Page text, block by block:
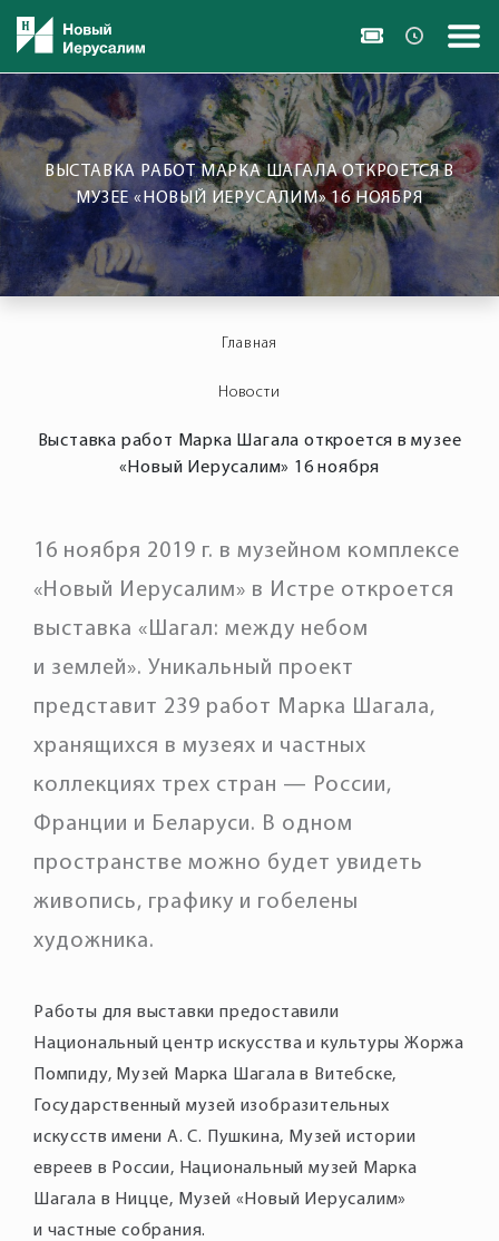
ВЫСТАВКА РАБОТ МАРКА ШАГАЛА ОТКРОЕТСЯ В
МУЗЕЕ «НОВЫЙ ИЕРУСАЛИМ» 16 НОЯБРЯ
Главная
Новости
Выставка работ Марка Шагала откроется в музее
«Новый Иерусалим» 16 ноября
16 ноября 2019 г. в музейном комплексе
«Новый Иерусалим» в Истре откроется
выставка «Шагал: между небом
и землей». Уникальный проект
представит 239 работ Марка Шагала,
хранящихся в музеях и частных
коллекциях трех стран — России,
Франции и Беларуси. В одном
пространстве можно будет увидеть
живопись, графику и гобелены
художника.
Работы для выставки предоставили
Национальный центр искусства и культуры Жоржа
Помпиду, Музей Марка Шагала в Витебске,
Государственный музей изобразительных
искусств имени А. С. Пушкина, Музей истории
евреев в России, Национальный музей Марка
Шагала в Ницце, Музей «Новый Иерусалим»
и частные собрания.